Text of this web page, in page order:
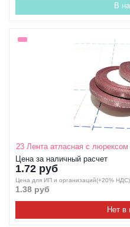
В
23 Лента атласная с
Цена за наличный расчет
1.72 руб
Цена для ИП и организаций(+20%
1.38 руб
Нет в